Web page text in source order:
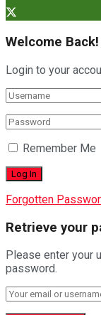
Welcome Back!
Login to your
Remember Me
Forgotten
Retrieve your
Please enter your
password.